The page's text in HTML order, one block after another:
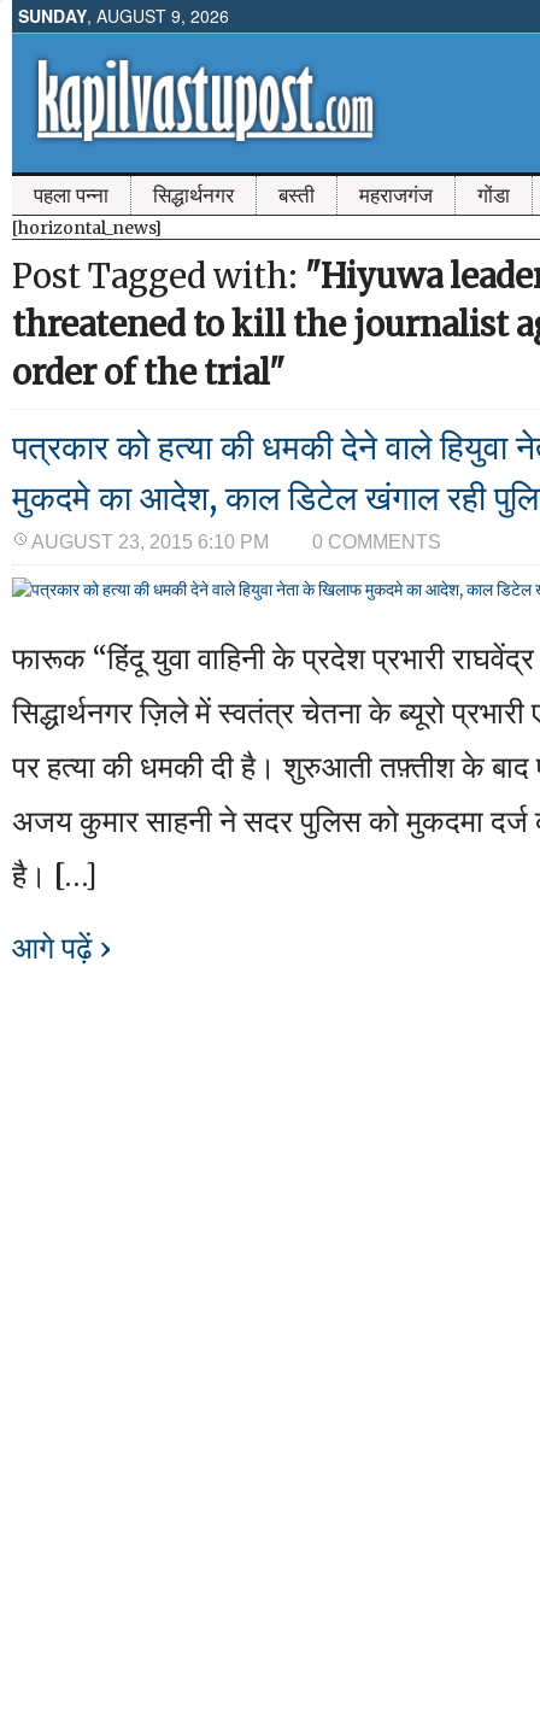
SUNDAY, AUGUST 9, 2026
पहला पन्ना सिद्धार्थनगर बस्ती महराजगंज गोंडा
[horizontal_news]
Post Tagged with: "Hiyuwa
threatened to kill the journalist
order of the trial"
पत्रकार को हत्या की धमकी देने वाले हियुवा
मुकदमे का आदेश, काल डिटेल खंगाल रही
AUGUST 23, 2015 6:10 PM 0 COMMENTS
फारूक “हिंदू युवा वाहिनी के प्रदेश प्रभारी
सिद्धार्थनगर ज़िले में स्वतंत्र चेतना के ब्यूरो प्रभारी
पर हत्या की धमकी दी है। शुरुआती तफ़्तीश के बाद
अजय कुमार साहनी ने सदर पुलिस को मुकदमा
है। […]
आगे पढ़ें ›